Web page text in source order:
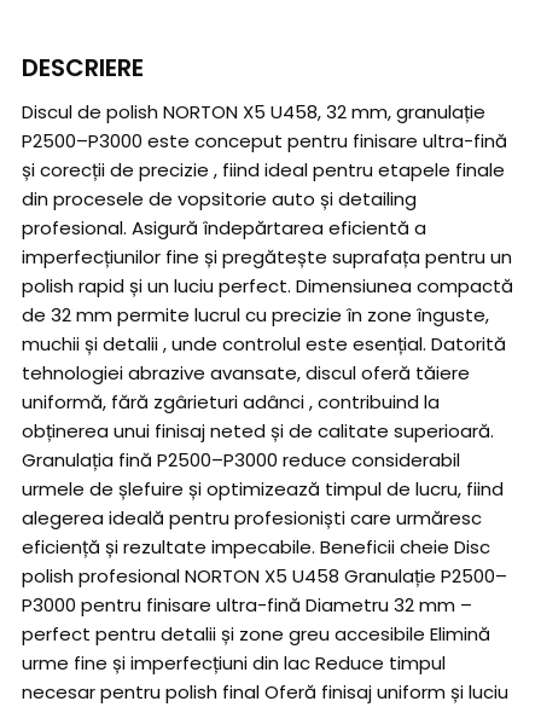
DESCRIERE
Discul de polish NORTON X5 U458, 32 mm, granulație
P2500–P3000 este conceput pentru finisare ultra-fină
și corecții de precizie , fiind ideal pentru etapele finale
din procesele de vopsitorie auto și detailing
profesional. Asigură îndepărtarea eficientă a
imperfecțiunilor fine și pregătește suprafața pentru un
polish rapid și un luciu perfect. Dimensiunea compactă
de 32 mm permite lucrul cu precizie în zone înguste,
muchii și detalii , unde controlul este esențial. Datorită
tehnologiei abrazive avansate, discul oferă tăiere
uniformă, fără zgârieturi adânci , contribuind la
obținerea unui finisaj neted și de calitate superioară.
Granulația fină P2500–P3000 reduce considerabil
urmele de șlefuire și optimizează timpul de lucru, fiind
alegerea ideală pentru profesioniști care urmăresc
eficiență și rezultate impecabile. Beneficii cheie Disc
polish profesional NORTON X5 U458 Granulație P2500–
P3000 pentru finisare ultra-fină Diametru 32 mm –
perfect pentru detalii și zone greu accesibile Elimină
urme fine și imperfecțiuni din lac Reduce timpul
necesar pentru polish final Oferă finisaj uniform și luciu